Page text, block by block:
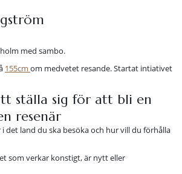
med sambo.
155cm om medvetet resande. Startat intiativet
ställa sig för att bli en
resenär
i det land du ska besöka och hur vill du förhålla
som verkar konstigt, är nytt eller